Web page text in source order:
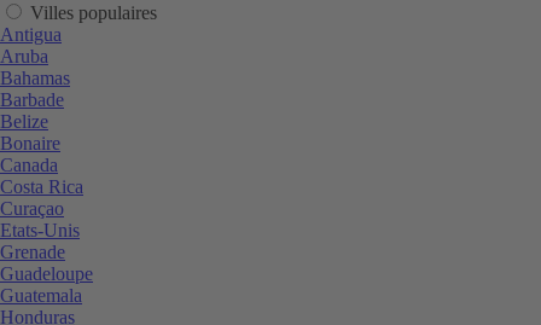
Villes populaires
Antigua
Aruba
Bahamas
Barbade
Belize
Bonaire
Canada
Costa Rica
Curaçao
Etats-Unis
Grenade
Guadeloupe
Guatemala
Honduras